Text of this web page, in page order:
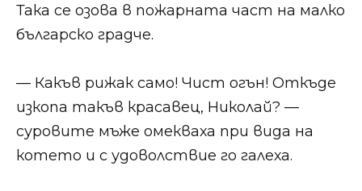
Така се озова в пожарната част на малко
българско градче.
— Какъв рижак само! Чист огън! Откъде
изкопа такъв красавец, Николай? —
суровите мъже омекваха при вида на
котето и с удоволствие го галеха.